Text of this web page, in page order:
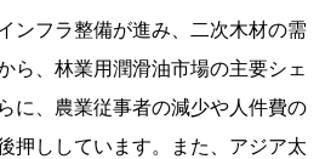
ンフラ整備が進み、二次木材の需
ら、林業用潤滑油市場の主要シェ
に、農業従事者の減少や人件費の
押ししています。また、アジア太